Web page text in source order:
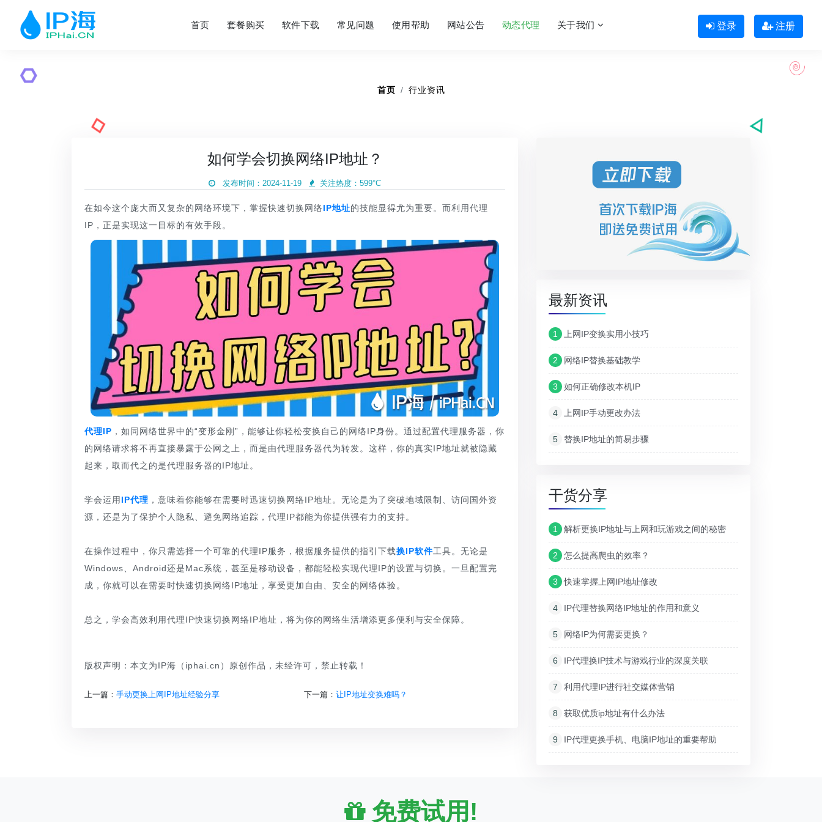
首页 套餐购买 软件下载 常见问题 使用帮助 网站公告 动态代理 关于我们 登录 注册
首页 行业资讯
如何学会切换网络IP地址？
发布时间：2024-11-19 关注热度： 599°C
在如今这个庞大而又复杂的网络环境下，掌握快速切换网络IP地址的技能显得尤为重要。而利用代理
IP，正是实现这一目标的有效手段。
代理IP ，如同网络世界中的“变形金刚”，能够让你轻松变换自己的网络IP身份。通过配置代理服务器，你
的网络请求将不再直接暴露于公网之上，而是由代理服务器代为转发。这样，你的真实IP地址就被隐藏
起来，取而代之的是代理服务器的IP地址。
学会运用 IP代理 ，意味着你能够在需要时迅速切换网络IP地址。无论是为了突破地域限制、访问国外资
源，还是为了保护个人隐私、避免网络追踪，代理IP都能为你提供强有力的支持。
在操作过程中，你只需选择一个可靠的代理IP服务，根据服务提供的指引下载换IP软件工具。无论是
Windows、Android还是Mac系统，甚至是移动设备，都能轻松实现代理IP的设置与切换。一旦配置完
成，你就可以在需要时快速切换网络IP地址，享受更加自由、安全的网络体验。
总之，学会高效利用代理IP快速切换网络IP地址，将为你的网络生活增添更多便利与安全保障。
版权声明：本文为IP海（iphai.cn）原创作品，未经许可，禁止转载！
上一篇： 手动更换上网IP地址经验分享 下一篇： 让IP地址变换难吗？
最新资讯
1 上网IP变换实用小技巧
2 网络IP替换基础教学
3 如何正确修改本机IP
4 上网IP手动更改办法
5 替换IP地址的简易步骤
干货分享
1 解析更换IP地址与上网和玩游戏之间的秘密
2 怎么提高爬虫的效率？
3 快速掌握上网IP地址修改
4 IP代理替换网络IP地址的作用和意义
5 网络IP为何需要更换？
6 IP代理换IP技术与游戏行业的深度关联
7 利用代理IP进行社交媒体营销
8 获取优质ip地址有什么办法
9 IP代理更换手机、电脑IP地址的重要帮助
免费试用!